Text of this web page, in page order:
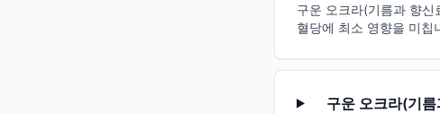
구운 오크라(기름과 향
혈당에 최소 영향을 미칩
구운 오크라(기